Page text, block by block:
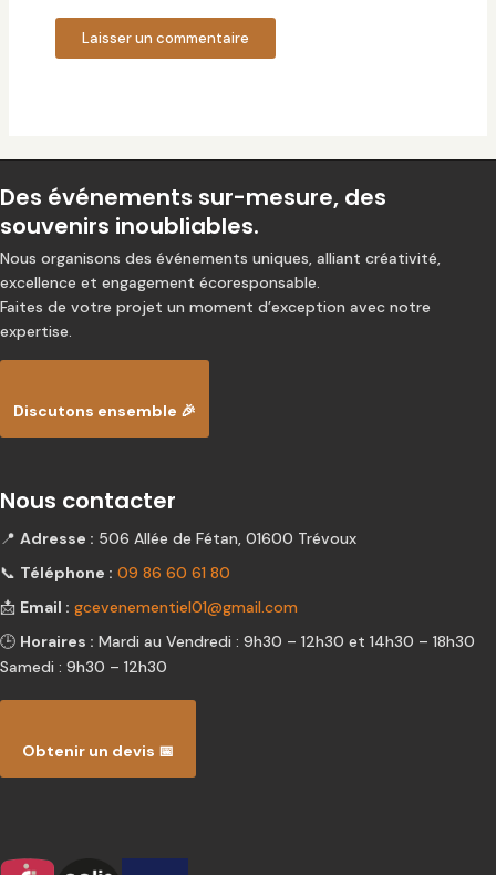
Des événements sur-mesure, des
souvenirs inoubliables.
Nous organisons des événements uniques, alliant créativité,
excellence et engagement écoresponsable.
Faites de votre projet un moment d’exception avec notre
expertise.
Discutons ensemble 🎉
Nous contacter
📍 Adresse : 506 Allée de Fétan, 01600 Trévoux
📞 Téléphone : 09 86 60 61 80
📩 Email : gcevenementiel01@gmail.com
🕒 Horaires : Mardi au Vendredi : 9h30 – 12h30 et 14h30 – 18h30
Samedi : 9h30 – 12h30
Obtenir un devis 📅